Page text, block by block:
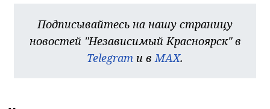
Подписывайтесь на нашу страницу
новостей "Независимый Красноярск" в
Telegram и вMAX.